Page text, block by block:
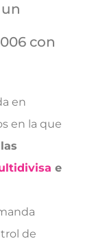
con
en
en la que
e
de